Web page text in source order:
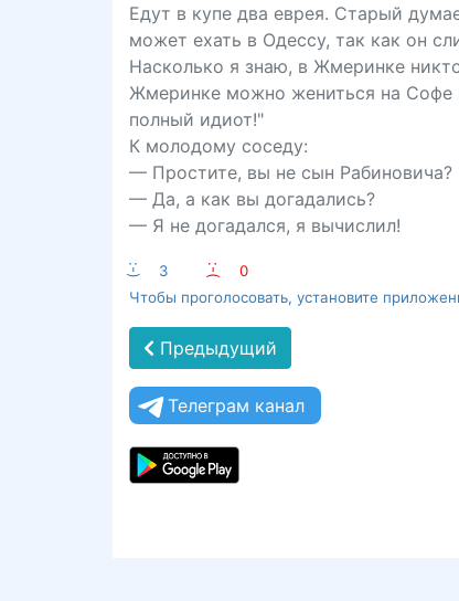
Едут в купе два еврея. Старый
может ехать в Одессу, так как он
Насколько я знаю, в Жмеринке
Жмеринке можно жениться на Софе
полный идиот!"
К молодому соседу:
— Простите, вы не сын Рабиновича?
— Да, а как вы догадались?
— Я не догадался, я вычислил!
:-) 3 :-(
0
Чтобы проголосовать, установите
Предыдущий
Телеграм канал